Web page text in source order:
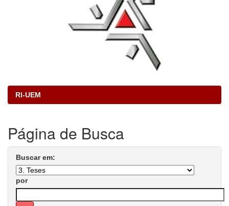
RI-UEM
Página de Busca
Buscar em:
por